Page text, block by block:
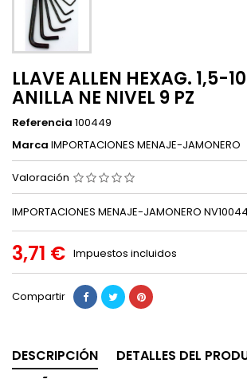
LLAVE ALLEN HEXAG. 1,5-
ANILLA NE NIVEL 9 PZ
Referencia 100449
Marca IMPORTACIONES MENAJE-JAMONERO
Valoración
IMPORTACIONES MENAJE-JAMONERO
3,71 € Impuestos incluidos
Compartir
DESCRIPCIÓN
DETALLES DEL